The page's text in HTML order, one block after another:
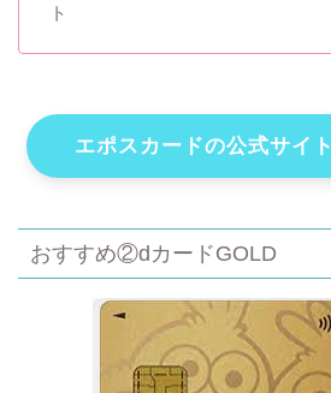
ト
エポスカードの公式サイ
おすすめ②dカードGOLD